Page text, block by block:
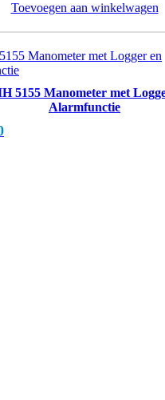
Toevoegen aan winkelwagen
5155 Manometer met
Alarmfunctie